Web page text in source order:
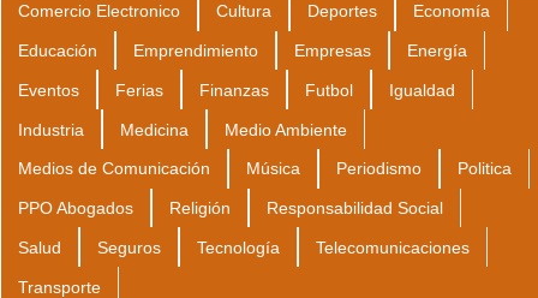
Comercio Electronico Cultura Deportes Economía
Educación Emprendimiento Empresas Energía
Eventos Ferias Finanzas Futbol Igualdad
Industria Medicina Medio Ambiente
Medios de Comunicación Música Periodismo Politica
PPO Abogados Religión Responsabilidad Social
Salud Seguros Tecnología Telecomunicaciones
Transporte